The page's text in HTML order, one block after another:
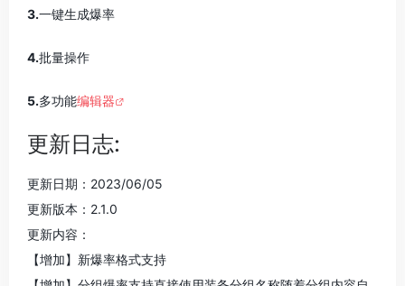
3.一键生成爆率
4.批量操作
5.多功能编辑器
更新日志:
更新日期：2023/06/05
更新版本：2.1.0
更新内容：
【增加】新爆率格式支持